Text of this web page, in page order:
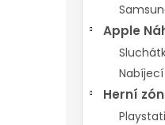
Apple
Herní